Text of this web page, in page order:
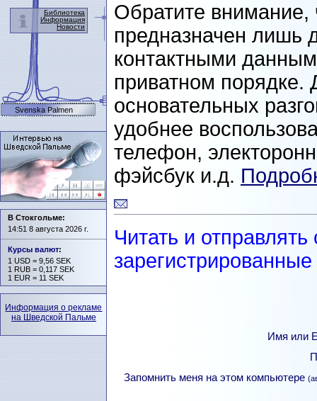
Обратите внимание,
предназначен лишь
контактными
приватном порядке.
основательных
удобнее
телефон,
фэйсбук и.д.
Читать и
Имя или
Запомнить меня на этом компьютере
Библиотека
Информация
Новости
Svenska Palmen
В Стокгольме:
14:51 8 августа 2026 г.
Курсы валют:
1 USD = 9,56 SEK
1 RUB = 0,117 SEK
1 EUR = 11 SEK
Информация о рекламе
на Шведской Пальме